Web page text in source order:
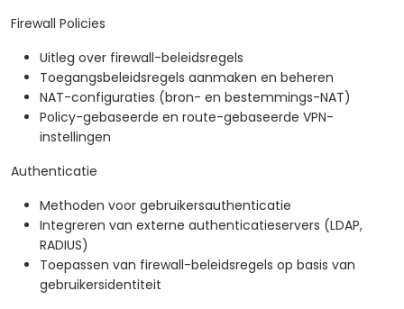
Firewall Policies
Uitleg over firewall-beleidsregels
Toegangsbeleidsregels aanmaken en beheren
NAT-configuraties (bron- en bestemmings-NAT)
Policy-gebaseerde en route-gebaseerde VPN-
instellingen
Authenticatie
Methoden voor gebruikersauthenticatie
Integreren van externe authenticatieservers (LDAP,
RADIUS)
Toepassen van firewall-beleidsregels op basis van
gebruikersidentiteit